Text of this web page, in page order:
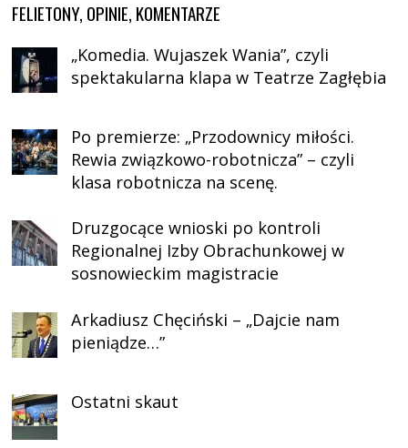
FELIETONY, OPINIE, KOMENTARZE
„Komedia. Wujaszek Wania”, czyli
spektakularna klapa w Teatrze Zagłębia
Po premierze: „Przodownicy miłości.
Rewia związkowo-robotnicza” – czyli
klasa robotnicza na scenę.
Druzgocące wnioski po kontroli
Regionalnej Izby Obrachunkowej w
sosnowieckim magistracie
Arkadiusz Chęciński – „Dajcie nam
pieniądze…”
Ostatni skaut